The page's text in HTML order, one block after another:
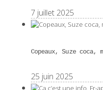
7 juillet 2025
Copeaux, Suze coca,
25 juin 2025